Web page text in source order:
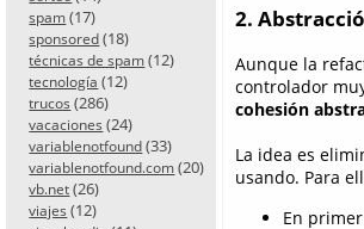
spam (17)
sponsored (18)
técnicas de spam (12)
tecnología (12)
trucos (286)
vacaciones (24)
variablenotfound (33)
variablenotfound.com (20)
vb.net (26)
viajes (12)
2.
Aunque la
controlador
cohesión
La idea es
usando. Para
En